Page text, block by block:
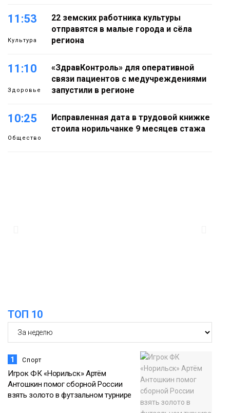
11:53
Культура
22 земских работника культуры
отправятся в малые города и сёла
региона
11:10
Здоровье
«ЗдравКонтроль» для оперативной
связи пациентов с медучреждениями
запустили в регионе
10:25
Общество
Исправленная дата в трудовой книжке
стоила норильчанке 9 месяцев стажа
ТОП 10
1 Спорт
Игрок ФК «Норильск» Артём
Антошкин помог сборной России
взять золото в футзальном турнире